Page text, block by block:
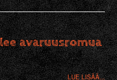
avaruusromua
LUE LISÄÄ...